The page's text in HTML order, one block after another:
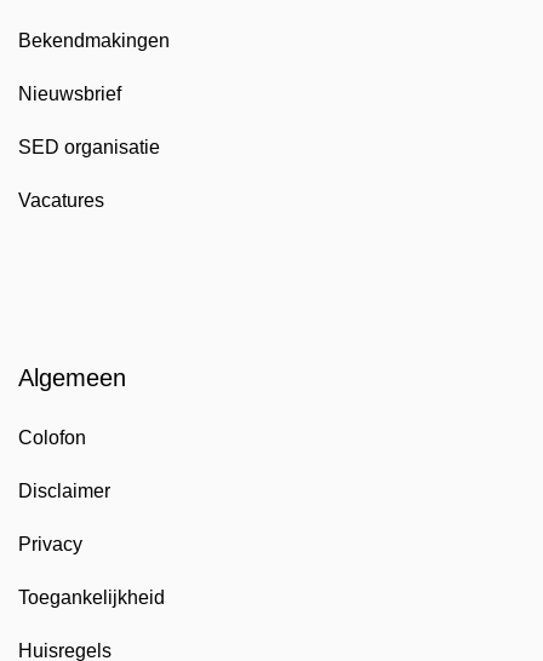
Bekendmakingen
Nieuwsbrief
SED organisatie
Vacatures
Algemeen
Colofon
Disclaimer
Privacy
Toegankelijkheid
Huisregels